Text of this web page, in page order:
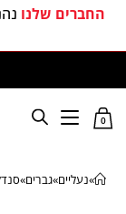
החברים שלנו
0
»נעליים»גברים»